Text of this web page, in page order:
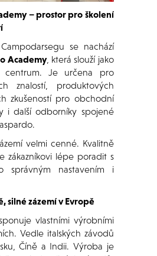
– prostor pro školení
se nachází
Academy, která slouží jako
centrum. Je určena pro
znalostí, produktových
zkušeností pro obchodní
i další odborníky spojené
velmi cenné. Kvalitně
zákazníkovi lépe poradit s
správným nastavením i
silné zázemí v Evropě
vlastními výrobními
Vedle italských závodů
Číně a Indii. Výroba je